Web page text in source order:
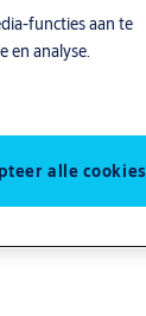
functies aan te
en analyse.
alle cookies